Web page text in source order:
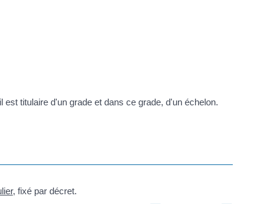
titulaire d'un grade et dans ce grade, d'un échelon.
, fixé par décret.